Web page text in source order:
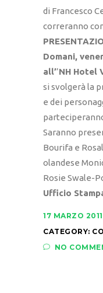
di Francesco
correranno
Domani,
all’’NH Hotel
si svolgerà la
e dei
Saranno
Bourifa e
olandese
Rosie Swale-
Ufficio
17 MARZO 2011
CATEGORY:
NO